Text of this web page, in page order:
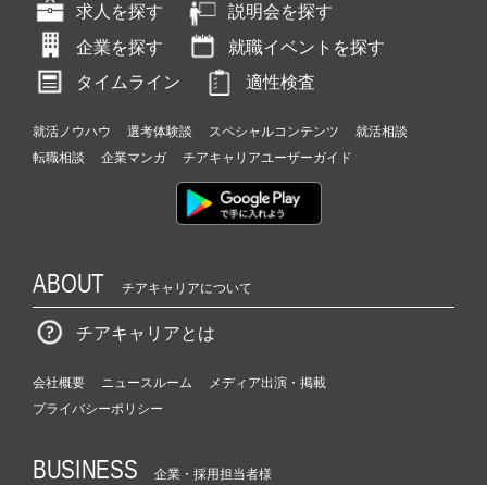
求人を探す
説明会を探す
企業を探す
就職イベントを探す
タイムライン
適性検査
就活ノウハウ 選考体験談 スペシャルコンテンツ
就活相談
転職相談
企業マンガ チアキャリアユーザーガイド
ABOUT チアキャリアについて
チアキャリアとは
会社概要 ニュースルーム
メディア出演・掲載
プライバシーポリシー
BUSINESS 企業・採用担当者様